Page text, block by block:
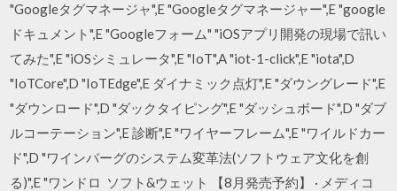
"Googleタグマネージャ",E "Googleタグマネージャー",E "google
ドキュメント",E "Googleフォーム" "iOSアプリ開発の現場で訊い
てみた",E "iOSシミュレータ",E "IoT",A "iot-1-click",E "iota",D
"IoTCore",D "IoTEdge",E ダイナミック点灯",E "ダウングレード",E
"ダウンロード",D "ダックタイピング",E "ダッシュボード",D "ダブ
ルコーテーション",E 診断",E "ワイヤーフレーム",E "ワイルドカー
ド",D "ワインバーグのシステム変革法(ソフトウェア文化を創
る)",E "ワンドロ ソフト&ウェット 【8月発売予約】 · メディコ